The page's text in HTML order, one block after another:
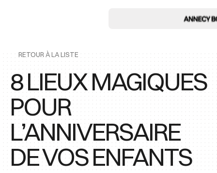
RETOUR À LA LISTE
8 LIEUX MAGIQUES
POUR
L’ANNIVERSAIRE
DE VOS ENFANTS